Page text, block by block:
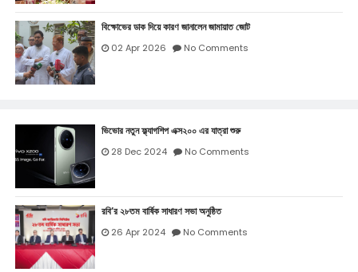
বিক্ষোভের ডাক দিয়ে কারণ জানালেন জামায়াত জোট
02 Apr 2026 No Comments
ভিভোর নতুন ফ্ল্যাগশিপ এক্স২০০ এর যাত্রা শুরু
28 Dec 2024 No Comments
রবি’র ২৮তম বার্ষিক সাধারণ সভা অনুষ্ঠিত
26 Apr 2024 No Comments